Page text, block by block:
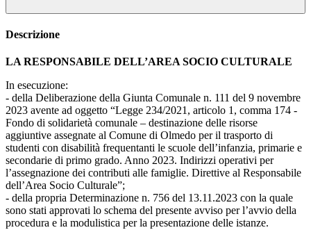
Descrizione
LA RESPONSABILE DELL’AREA SOCIO CULTURALE
In esecuzione:
- della Deliberazione della Giunta Comunale n. 111 del 9 novembre
2023 avente ad oggetto “Legge 234/2021, articolo 1, comma 174 -
Fondo di solidarietà comunale – destinazione delle risorse
aggiuntive assegnate al Comune di Olmedo per il trasporto di
studenti con disabilità frequentanti le scuole dell’infanzia, primarie e
secondarie di primo grado. Anno 2023. Indirizzi operativi per
l’assegnazione dei contributi alle famiglie. Direttive al Responsabile
dell’Area Socio Culturale”;
- della propria Determinazione n. 756 del 13.11.2023 con la quale
sono stati approvati lo schema del presente avviso per l’avvio della
procedura e la modulistica per la presentazione delle istanze.